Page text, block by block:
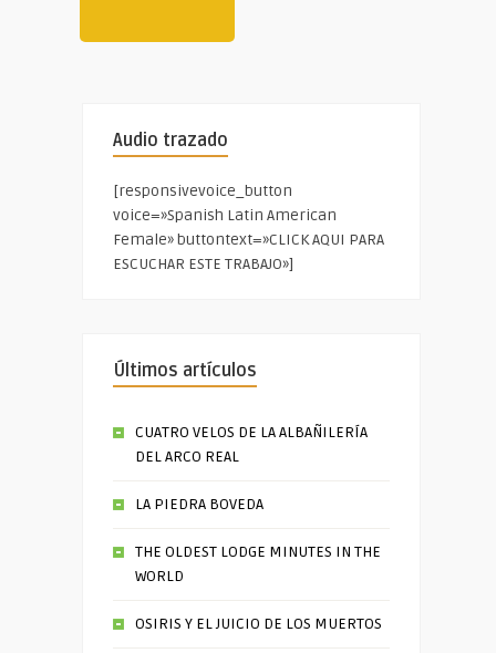
Audio trazado
[responsivevoice_button
voice=»Spanish Latin American
Female» buttontext=»CLICK AQUI PARA
ESCUCHAR ESTE TRABAJO»]
Últimos artículos
CUATRO VELOS DE LA ALBAÑILERÍA
DEL ARCO REAL
LA PIEDRA BOVEDA
THE OLDEST LODGE MINUTES IN THE
WORLD
OSIRIS Y EL JUICIO DE LOS MUERTOS